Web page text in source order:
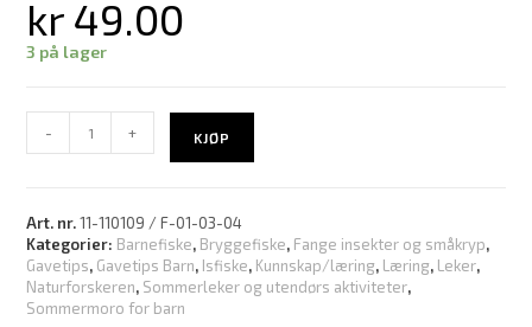
kr 49.00
3 på lager
- + KJØP
Art. nr.11-110109 / F-01-03-04
Kategorier: Barnefiske, Bryggefiske, Fange insekter og småkryp,
Gavetips, Gavetips Barn, Isfiske, Kunnskap/læring, Læring, Leker,
Naturforskeren, Sommerleker og utendørs aktiviteter,
Sommermoro for barn